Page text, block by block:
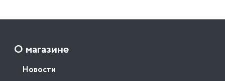
О магазине
Новости